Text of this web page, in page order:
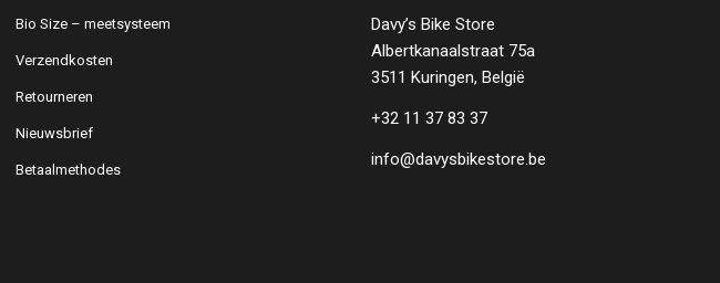
Bio Size – meetsysteem
Verzendkosten
Retourneren
Nieuwsbrief
Betaalmethodes
Davy’s Bike Store
Albertkanaalstraat 75a
3511 Kuringen, België
+32 11 37 83 37
info@davysbikestore.be